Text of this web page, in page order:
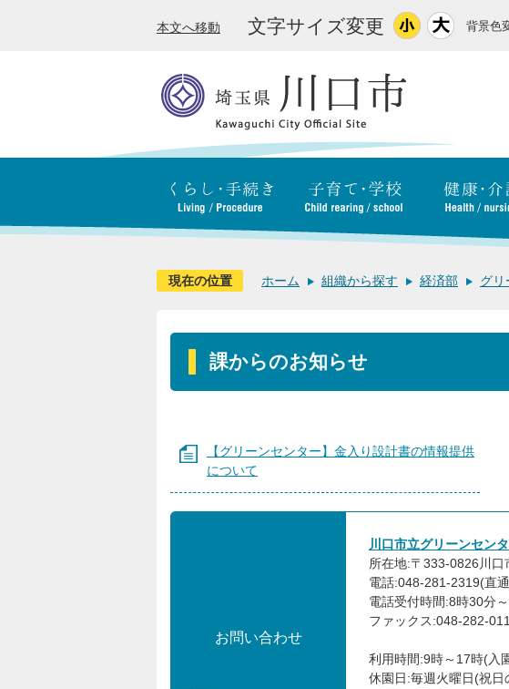
本文へ移動 文字サイズ変更 背景色
現在の位置 ホーム 組織から探す 経済部 グリ
課からのお知らせ
【グリーンセンター】金入り設計書の情報提供
について
お問い合わせ
川口市立グリーンセン
所在地:〒333-0826川口
電話:048-281-2319(直
電話受付時間:8時30分
ファックス:048-282-
利用時間:9時～17時(入
休園日:毎週火曜日(祝日